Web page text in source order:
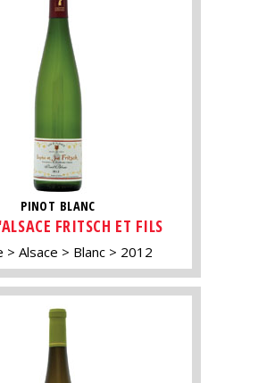
PINOT BLANC
FRITSCH ET FILS
Alsace Blanc 2012